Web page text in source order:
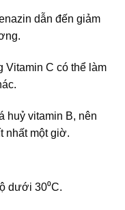
dẫn đến giảm
Vitamin C có thể làm
huỷ vitamin B, nên
nhất một giờ.
dưới 30⁰C.